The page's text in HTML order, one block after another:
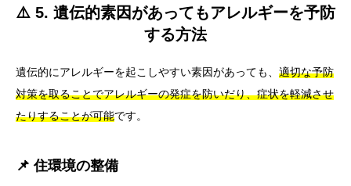
⚠️ 5. 遺伝的素因があってもアレルギーを予防
する方法
遺伝的にアレルギーを起こしやすい素因があっても、 適切な予防
対策を取ることでアレルギーの発症を防いだり、症状を軽減させ
たりすることが可能です。
📌 住環境の整備